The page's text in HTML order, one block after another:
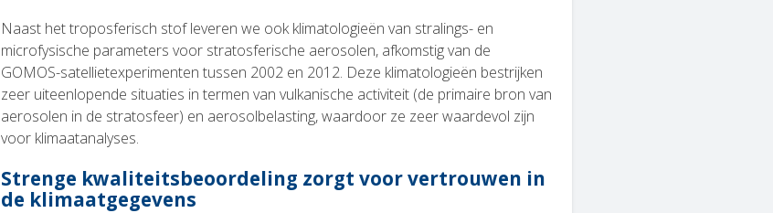
Naast het troposferisch stof leveren we ook klimatologieën van stralings- en
microfysische parameters voor stratosferische aerosolen, afkomstig van de
GOMOS-satellietexperimenten tussen 2002 en 2012. Deze klimatologieën bestrijken
zeer uiteenlopende situaties in termen van vulkanische activiteit (de primaire bron van
aerosolen in de stratosfeer) en aerosolbelasting, waardoor ze zeer waardevol zijn
voor klimaatanalyses.
Strenge kwaliteitsbeoordeling zorgt voor vertrouwen in
de klimaatgegevens